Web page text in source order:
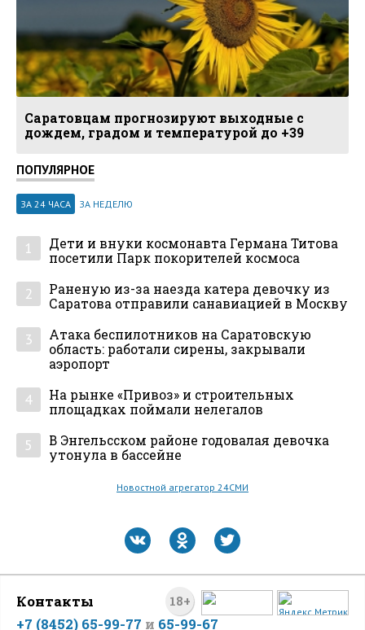
Саратовцам прогнозируют выходные с
дождем, градом и температурой до +39
ПОПУЛЯРНОЕ
ЗА 24 ЧАСА ЗА НЕДЕЛЮ
1
Дети и внуки космонавта Германа Титова
посетили Парк покорителей космоса
2
Раненую из-за наезда катера девочку из
Саратова отправили санавиацией в Москву
3
Атака беспилотников на Саратовскую
область: работали сирены, закрывали
аэропорт
4
На рынке «Привоз» и строительных
площадках поймали нелегалов
5
В Энгельсском районе годовалая девочка
утонула в бассейне
Новостной агрегатор 24СМИ
18+
Контакты
+7 (8452) 65-99-77 и 65-99-67